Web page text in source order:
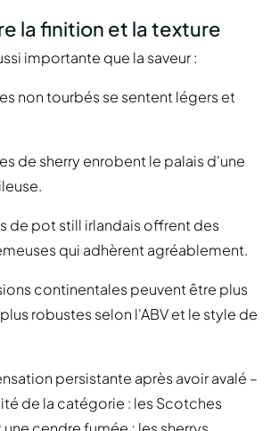
la finition et la texture
importante que la saveur :
non tourbés se sentent légers et
de sherry enrobent le palais d'une
de pot still irlandais offrent des
qui adhèrent agréablement.
continentales peuvent être plus
robustes selon l'ABV et le style de
persistante après avoir avalé –
de la catégorie : les Scotches